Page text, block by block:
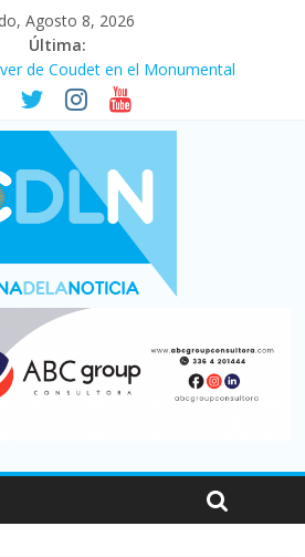
Agosto 8, 2026
Última:
de Coudet en el Monumental
nivel más alto en dos décadas y ya
en Santa Fe
41.000 kioscos: el sector
más movimiento y consumo
viajaron por el país, un 5,9%
autos usados en julio: bajó un 12,6%